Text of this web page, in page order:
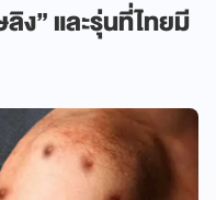
ง” และรุ่นที่ไทยมี